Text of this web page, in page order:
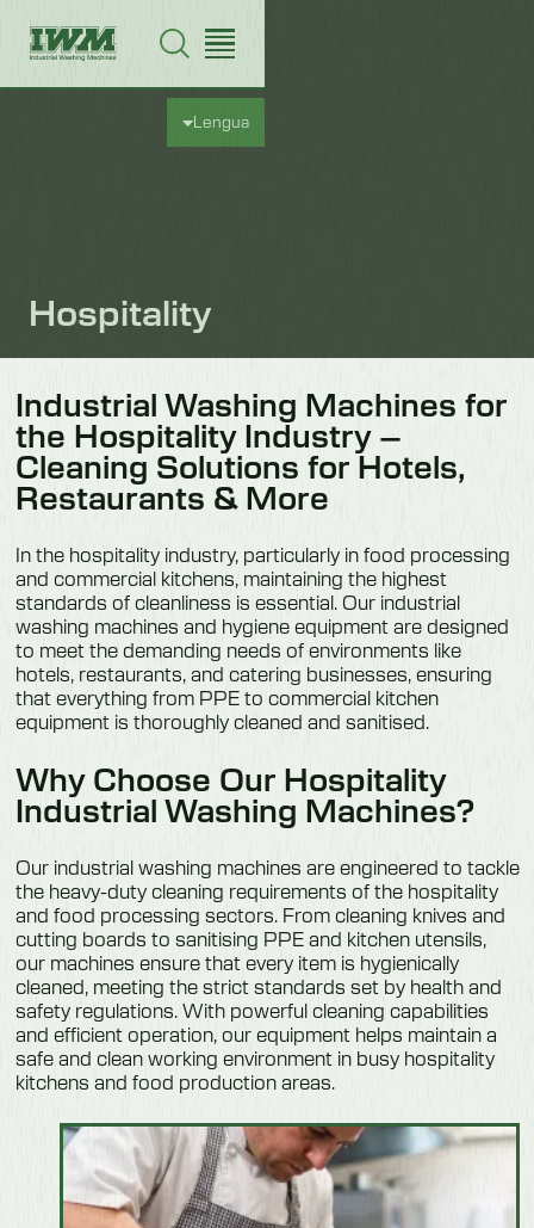
Lengua
Hospitality
Industrial Washing Machines for
the Hospitality Industry –
Cleaning Solutions for Hotels,
Restaurants & More
In the hospitality industry, particularly in food processing
and commercial kitchens, maintaining the highest
standards of cleanliness is essential. Our industrial
washing machines and hygiene equipmentare designed
to meet the demanding needs of environments like
hotels, restaurants, and catering businesses, ensuring
that everything from PPE to commercial kitchen
equipment is thoroughly cleaned and sanitised.
Why Choose Our Hospitality
Industrial Washing Machines?
Our industrial washing machines are engineered to tackle
the heavy-duty cleaning requirements of the hospitality
and food processing sectors. From cleaning knives and
cutting boards to sanitising PPE and kitchen utensils,
our machines ensure that every item is hygienically
cleaned, meeting the strict standards set by health and
safety regulations. With powerful cleaning capabilities
and efficient operation, our equipment helps maintain a
safe and clean working environment in busy hospitality
kitchens and food production areas.